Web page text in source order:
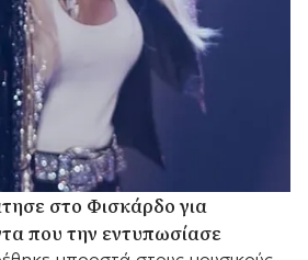
στο Φισκάρδο για
που την εντυπωσίασε